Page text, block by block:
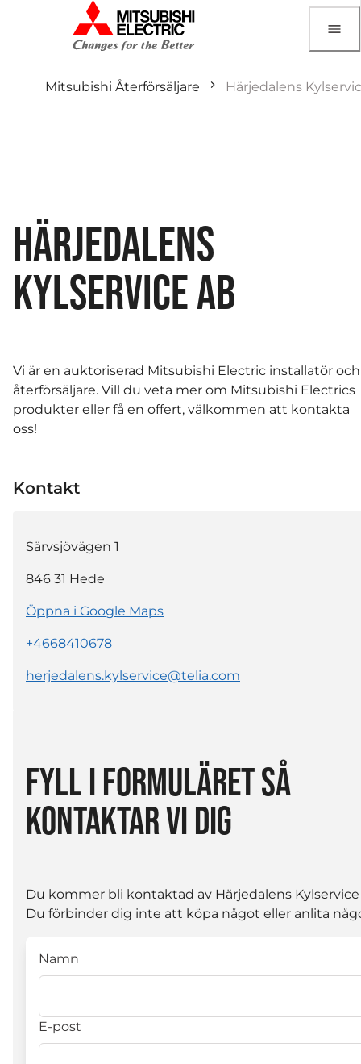
Mitsubishi Återförsäljare Härjedalens
HÄRJEDALENS
KYLSERVICE AB
Vi är en auktoriserad Mitsubishi Electric installatör och
återförsäljare. Vill du veta mer om Mitsubishi Electrics
produkter eller få en offert, välkommen att kontakta
oss!
Kontakt
Särvsjövägen 1
846 31 Hede
Öppna i Google Maps
+4668410678
herjedalens.kylservice@telia.com
FYLL I FORMULÄRET SÅ
KONTAKTAR VI DIG
Du kommer bli kontaktad av Härjedalens Kylservice
Du förbinder dig inte att köpa något eller anlita
Namn
E-post